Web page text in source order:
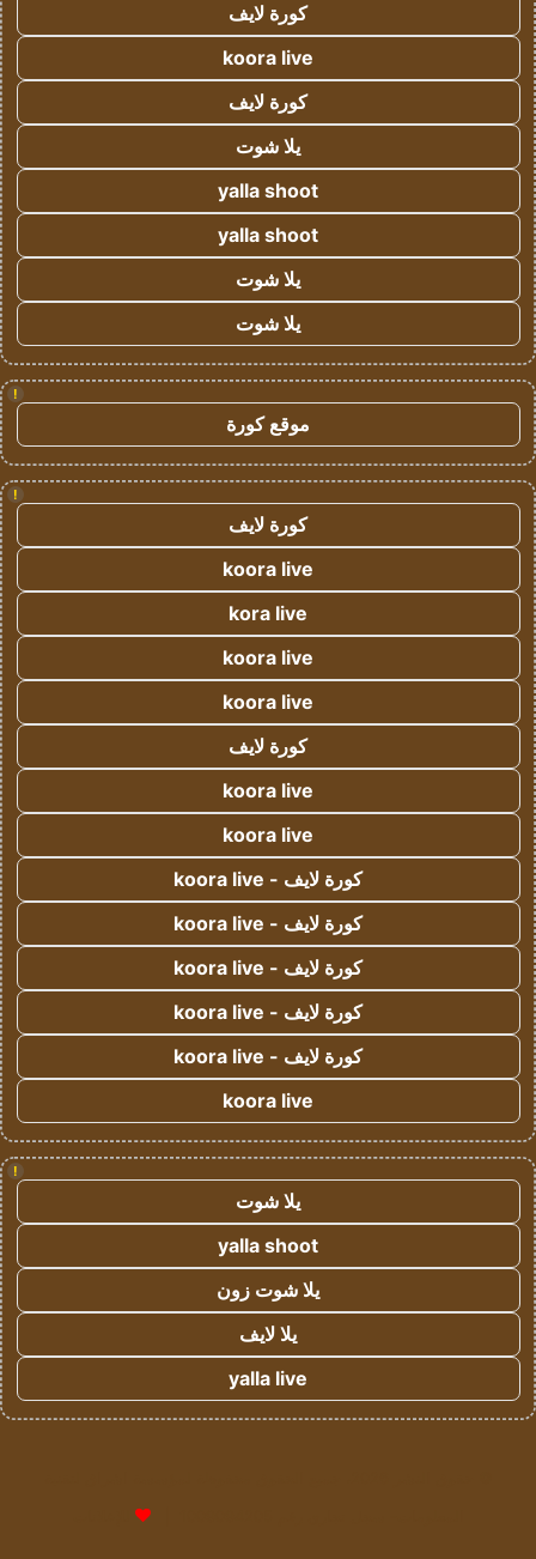
كورة لايف
koora live
كورة لايف
يلا شوت
yalla shoot
yalla shoot
يلا شوت
يلا شوت
!
موقع كورة
!
كورة لايف
koora live
kora live
koora live
koora live
كورة لايف
koora live
koora live
كورة لايف - koora live
كورة لايف - koora live
كورة لايف - koora live
كورة لايف - koora live
كورة لايف - koora live
koora live
!
يلا شوت
yalla shoot
يلا شوت زون
يلا لايف
yalla live